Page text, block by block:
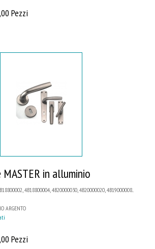
Pezzi
in alluminio
4B18800004, 4B20000030, 4B20000020, 4B19000008...
ARGENTO
Pezzi